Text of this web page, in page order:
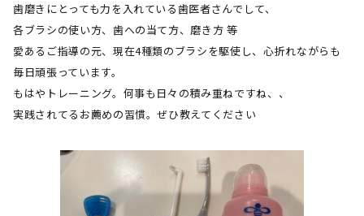
歯磨きにとっても力を入れている歯医者さんでして、
各ブラシの使い方、歯への当て方、磨き方 等
愛あるご指導の元、現在4種類のブラシを駆使し、心折れながらも
毎日頑張っています。
もはやトレーニング。何事も日々の積み重ねですね、、
実践されてるお薦めの習慣。ぜひ教えてください